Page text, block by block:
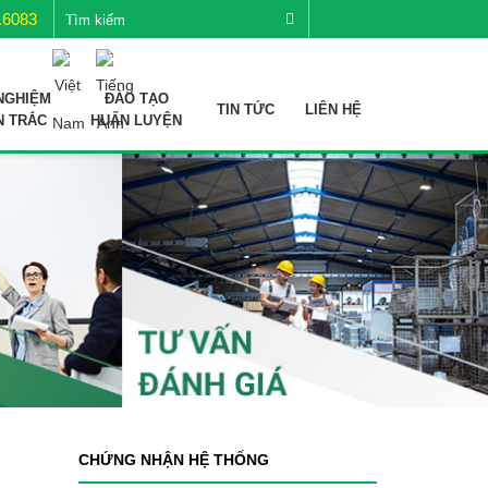
TRẮC
ĐÀO TẠO
HUẤN LUYỆN
TIN TỨC LIÊN HỆ
CHỨNG NHẬN HỆ THỐNG